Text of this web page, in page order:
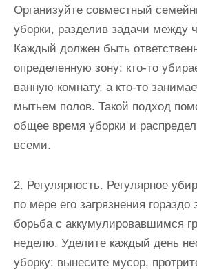
Организуйте совместный
уборки, разделив задачи между
Каждый должен быть
определенную зону: кто-то
ванную комнату, а кто-то
мытьем полов. Такой подход
общее время уборки и
всеми.
2. Регулярность. Регулярное
по мере его загрязнения
борьба с аккумулировавшимся
неделю. Уделите каждый день
уборку: вынесите мусор,